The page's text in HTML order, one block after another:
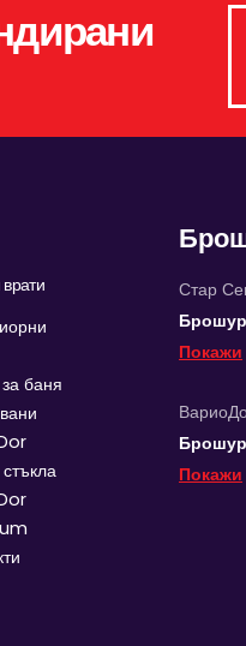
баня
Стар
Покажи
Покажи